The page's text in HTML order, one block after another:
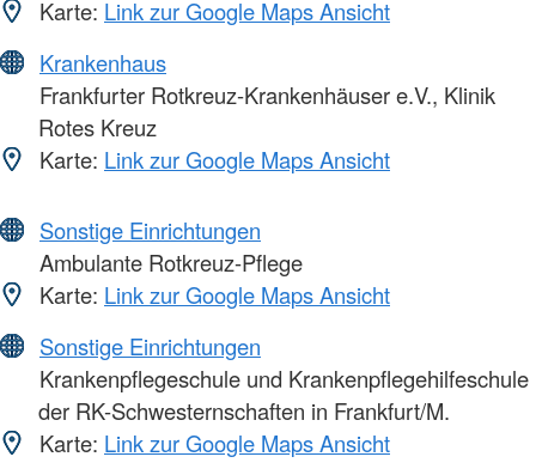
Karte: Link zur Google Maps Ansicht
Krankenhaus
Frankfurter Rotkreuz-Krankenhäuser e.V., Klinik
Rotes Kreuz
Karte: Link zur Google Maps Ansicht
Sonstige Einrichtungen
Ambulante Rotkreuz-Pflege
Karte: Link zur Google Maps Ansicht
Sonstige Einrichtungen
Krankenpflegeschule und Krankenpflegehilfeschule
der RK-Schwesternschaften in Frankfurt/M.
Karte: Link zur Google Maps Ansicht